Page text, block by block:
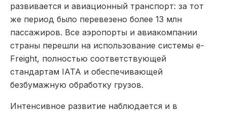
развивается и авиационный транспорт: за тот
же период было перевезено более 13 млн
пассажиров. Все аэропорты и авиакомпании
страны перешли на использование системы e-
Freight, полностью соответствующей
стандартам IATA и обеспечивающей
безбумажную обработку грузов.
Интенсивное развитие наблюдается и в